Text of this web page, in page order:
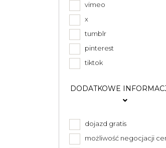
vimeo
x
tumblr
pinterest
tiktok
DODATKOWE
dojazd gratis
możliwość negocjacji